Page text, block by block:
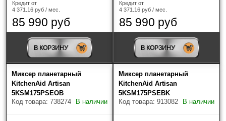
Maunfeld(8)
Smeg(27)
Тип миксера
Кредит от
4 371.16 руб / мес.
85 990 руб
В КОРЗИНУ
Кредит от
4 371.16 руб / мес.
85 990 руб
В КОРЗИНУ
Миксер планетарный
KitchenAid Artisan
5KSM175PSEOB
Код товара: 738274
В наличии
Миксер планетарный
KitchenAid Artisan
5KSM175PSEBK
Код товара: 913082
В наличии